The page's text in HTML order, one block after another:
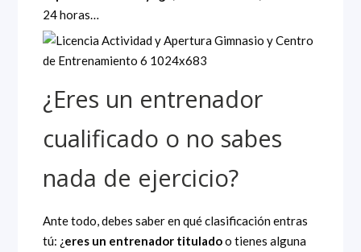
24 horas…
¿Eres un entrenador
cualificado o no sabes
nada de ejercicio?
Ante todo, debes saber en qué clasificación entras
tú: ¿eres un entrenador tituladoo tienes alguna